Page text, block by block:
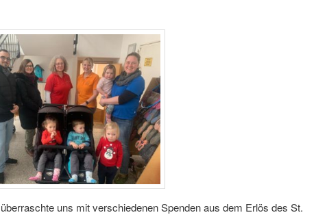
uns mit verschiedenen Spenden aus dem Erlös des St.